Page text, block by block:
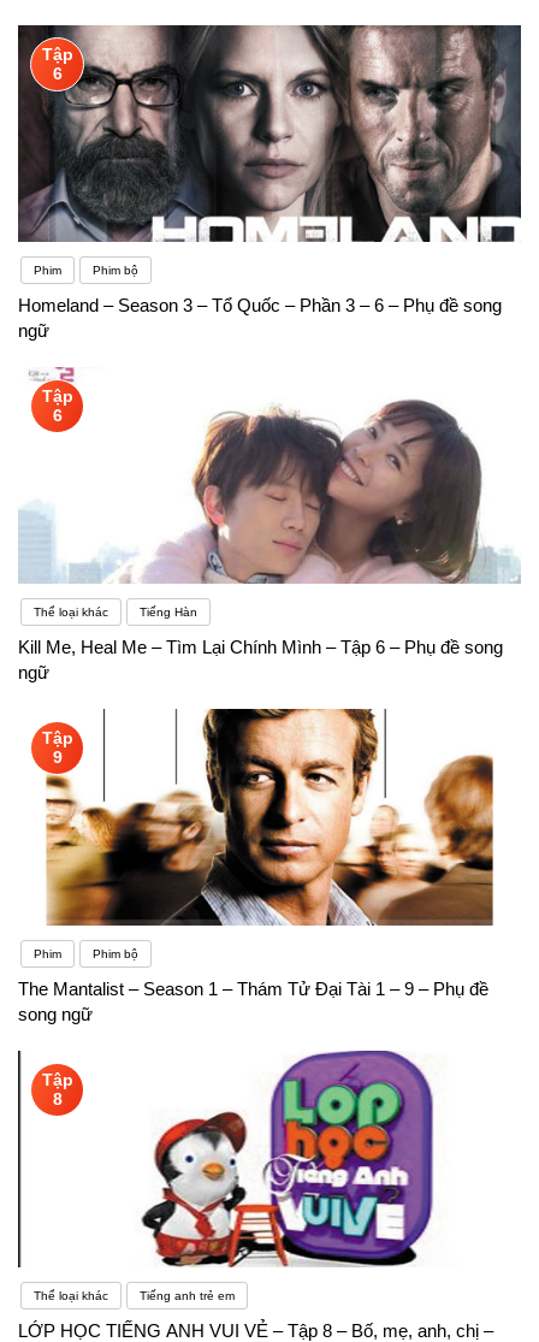
Tập
6
Phim Phim bộ
Homeland – Season 3 – Tổ Quốc – Phần 3 – 6 – Phụ đề song
ngữ
Tập
6
Thể loại khác Tiếng Hàn
Kill Me, Heal Me – Tìm Lại Chính Mình – Tập 6 – Phụ đề song
ngữ
Tập
9
Phim Phim bộ
The Mantalist – Season 1 – Thám Tử Đại Tài 1 – 9 – Phụ đề
song ngữ
Tập
8
Thể loại khác Tiếng anh trẻ em
LỚP HỌC TIẾNG ANH VUI VẺ – Tập 8 – Bố, mẹ, anh, chị –